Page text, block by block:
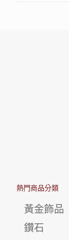
熱門商品分類
黃金飾品
鑽石